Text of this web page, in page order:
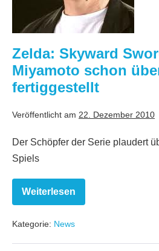
Hälfte
Zelda: Skyward
Miyamoto schon
fertiggestellt
Veröffentlicht am 22. Dezember 2010
Der Schöpfer der Serie plaudert
Spiels
Weiterlesen
Zelda:
Skyward
laut
schon
Kategorie: News